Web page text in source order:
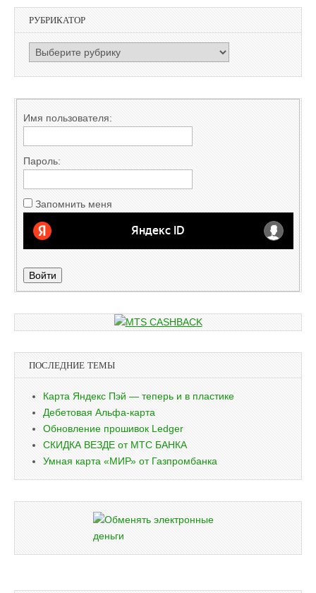
РУБРИКАТОР
РУБРИКАТОР
Имя пользователя:
Пароль:
Запомнить меня
Войти
ПОСЛЕДНИЕ ТЕМЫ
Карта Яндекс Пэй — теперь и в пластике
Дебетовая Альфа-карта
Обновление прошивок Ledger
СКИДКА ВЕЗДЕ от МТС БАНКА
Умная карта «МИР» от Газпромбанка